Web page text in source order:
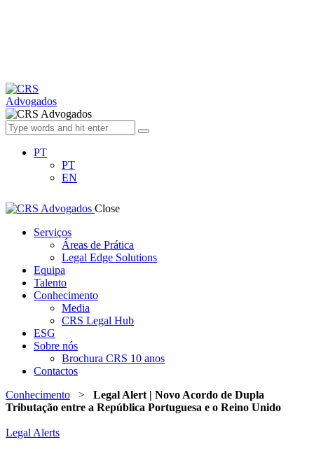
PT
PT
EN
Close
Serviços
Áreas de Prática
Legal Edge Solutions
Equipa
Talento
Conhecimento
Media
CRS Legal Hub
ESG
Sobre nós
Brochura CRS 10 anos
Contactos
Conhecimento > Legal Alert | Novo Acordo de Dupla
Tributação entre a República Portuguesa e o Reino Unido
Legal Alerts